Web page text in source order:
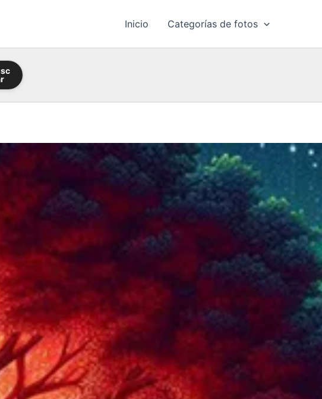
Inicio Categorías de fotos